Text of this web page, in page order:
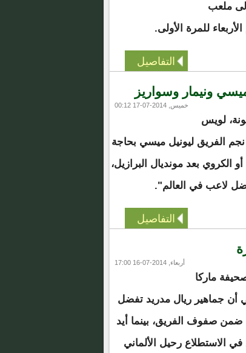
ملعب
للمرة الأولى.
التفاصيل
ونيمار وسواريز
خميس, 2014-07-17 00:12
لويس
نجم الفريق ليونيل ميسي بحاجة
الكروي بعد مونديال البرازيل،
لاعب في العالم".
التفاصيل
أربعاء, 2014-07-16 17:00
ماركا
أن جماهير ريال مدريد تفضل
ضمن صفوف الفريق، بينما أيد
الاستطلاع رحيل الألماني